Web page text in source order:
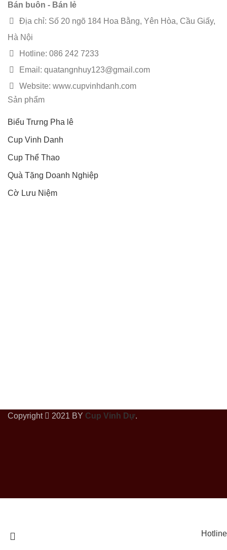
Bán buôn - Bán lẻ
Địa chỉ: Số 20 ngõ 184 Hoa Bằng, Yên Hòa, Cầu Giấy,
Hà Nội
Hotline: 086 242 7233
Email: quatangnhuy123@gmail.com
Website: www.cupvinhdanh.com
Sản phẩm
Biểu Trưng Pha lê
Cup Vinh Danh
Cup Thể Thao
Quà Tặng Doanh Nghiệp
Cờ Lưu Niệm
Copyright 2021 BY Cup Vinh Dự.
Hotline